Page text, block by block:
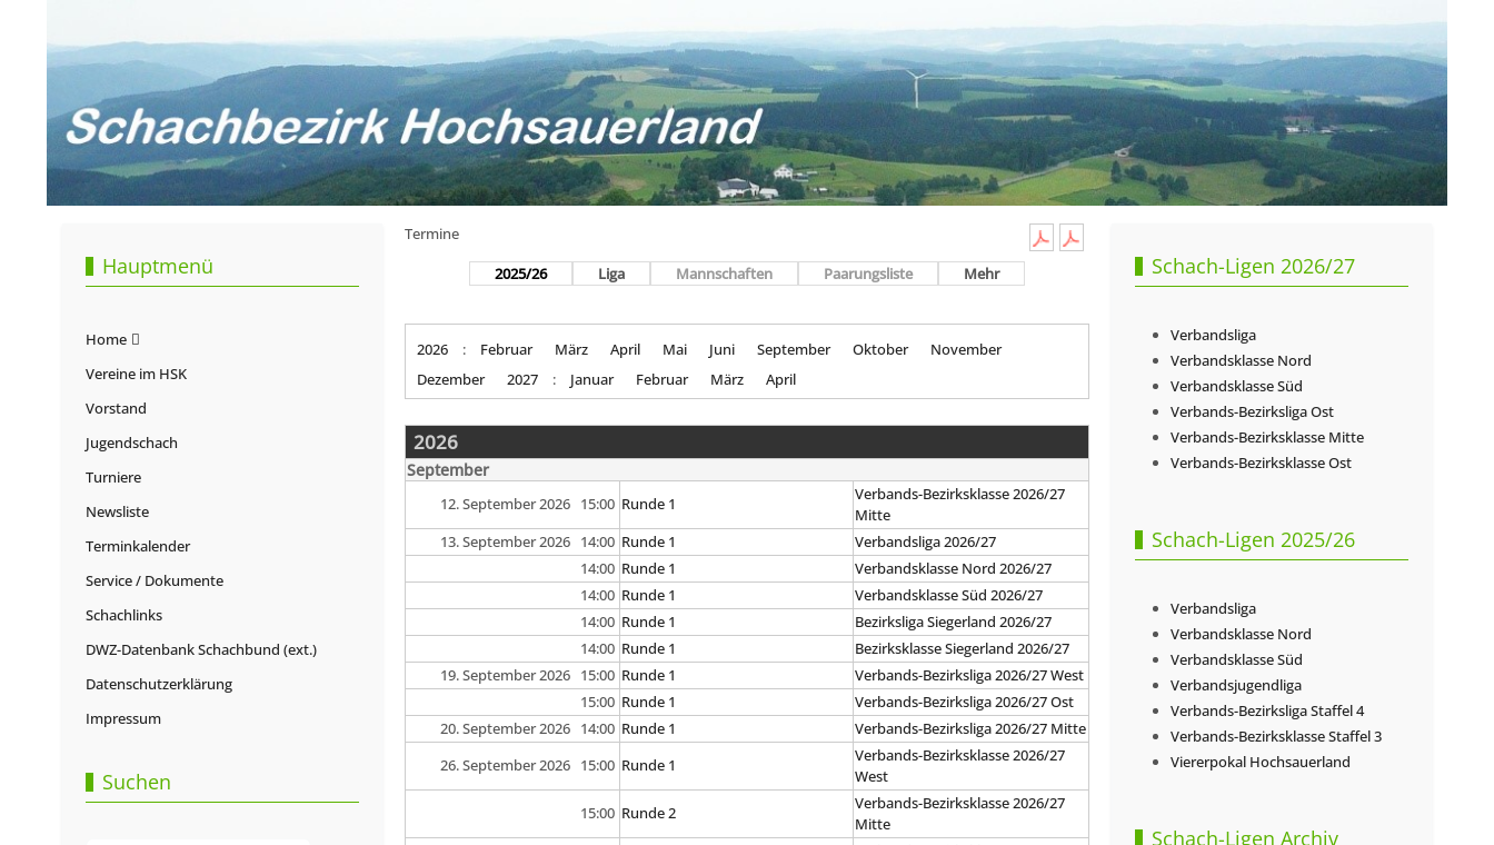
Hauptmenü
Home
Vereine im HSK
Vorstand
Jugendschach
Turniere
Newsliste
Terminkalender
Service / Dokumente
Schachlinks
DWZ-Datenbank Schachbund (ext.)
Datenschutzerklärung
Impressum
Suchen
Termine
2025/26
Liga Mannschaften Paarungsliste Mehr
2026 : Februar März April Mai Juni September Oktober
November
Dezember
2027 : Januar Februar März April
2026
September
12. September 2026 15:00 Runde 1
Verbands-Bezirksklasse 2026/27
Mitte
13. September 2026 14:00 Runde 1
Verbandsliga 2026/27
14:00 Runde 1
Verbandsklasse Nord 2026/27
14:00 Runde 1
Verbandsklasse Süd 2026/27
14:00 Runde 1
Bezirksliga Siegerland 2026/27
14:00 Runde 1
Bezirksklasse Siegerland 2026/27
19. September 2026 15:00 Runde 1
Verbands-Bezirksliga 2026/27 West
15:00 Runde 1
Verbands-Bezirksliga 2026/27 Ost
20. September 2026 14:00 Runde 1
Verbands-Bezirksliga 2026/27 Mitte
26. September 2026 15:00 Runde 1
Verbands-Bezirksklasse 2026/27
West
15:00 Runde 2
Verbands-Bezirksklasse 2026/27
Mitte
Schach-Ligen 2026/27
Verbandsliga
Verbandsklasse Nord
Verbandsklasse Süd
Verbands-Bezirksliga Ost
Verbands-Bezirksklasse Mitte
Verbands-Bezirksklasse Ost
Schach-Ligen 2025/26
Verbandsliga
Verbandsklasse Nord
Verbandsklasse Süd
Verbandsjugendliga
Verbands-Bezirksliga Staffel 4
Verbands-Bezirksklasse Staffel 3
Viererpokal Hochsauerland
Schach-Ligen Archiv